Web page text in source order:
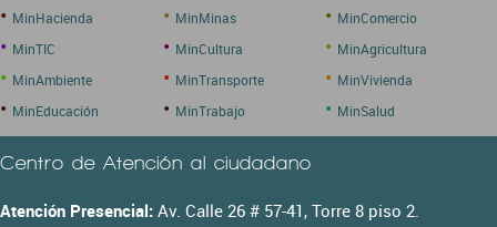
• MinHacienda • MinMinas • MinComercio
• MinTIC • MinCultura • MinAgricultura
• MinAmbiente • MinTransporte • MinVivienda
• MinEducación • MinTrabajo • MinSalud
Centro de Atención al ciudadano
Atención Presencial: Av. Calle 26 # 57-41, Torre 8 piso 2.